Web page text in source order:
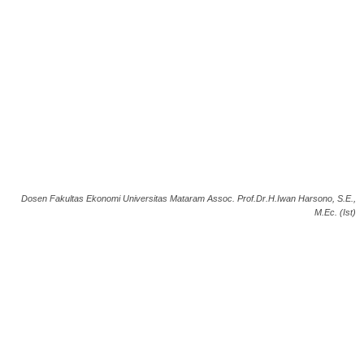
Dosen Fakultas Ekonomi Universitas Mataram Assoc. Prof.Dr.H.Iwan Harsono, S.E.,
M.Ec. (Ist)